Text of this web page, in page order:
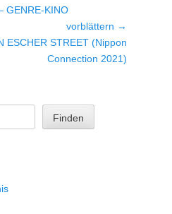
GENRE-KINO
vorblättern →
ESCHER STREET (Nippon
Connection 2021)
Finden